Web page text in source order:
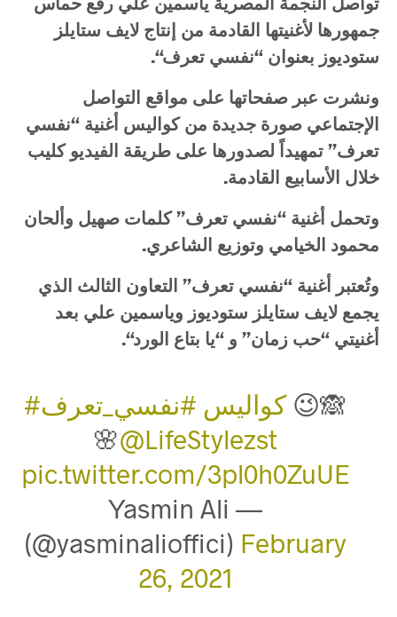
جمهورها لأغنيتها القادمة من إنتاج لايف ستايلز
ستوديوز بعنوان “نفسي تعرف“.
ونشرت عبر صفحاتها على مواقع التواصل
الإجتماعي صورة جديدة من كواليس أغنية “نفسي
تعرف” تمهيداً لصدورها على طريقة الفيديوكليب
خلال الأسابيع القادمة.
وتحمل أغنية “نفسي تعرف”كلمات صهيل وألحان
محمود الخيامي وتوزيع الشاعري.
وتُعتبر
أغنية “نفسي تعرف” التعاون الثالث الذي
يجمع لايف ستايلز ستوديوز وياسمين علي بعد
أغنيتي “حب زمان” و “يا بتاع الورد“.
#كواليس #نفسي_تعرف
😉🙈
🌸@LifeStylezst
pic.twitter.com/3pl0h0ZuUE
— Yasmin Ali
(@yasminalioffici) February
26, 2021